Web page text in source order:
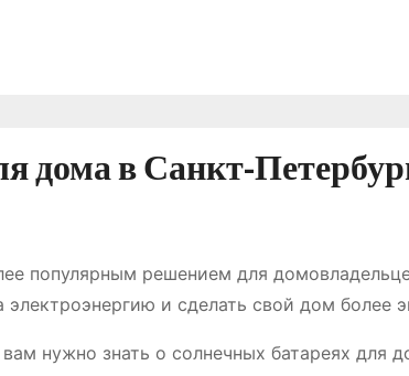
дома в Санкт-
популярным решением для
и сделать свой дом более
нужно знать о солнечных батареях для